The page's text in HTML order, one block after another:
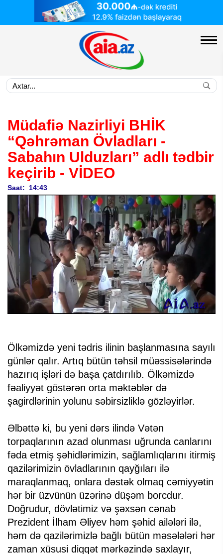
Müdafiə Nazirliyi BHİK
“Qəhrəman Övladları -
Sabahın Ulduzları” adlı tədbir
keçirib - VİDEO
Saat: 14:43
Ölkəmizdə yeni tədris ilinin başlanmasına sayılı
günlər qalır. Artıq bütün təhsil müəssisələrində
hazırıq işləri də başa çatdırılıb. Ölkəmizdə
fəaliyyət göstərən orta məktəblər də
şagirdlərinin yolunu səbirsizliklə gözləyirlər.
Əlbəttə ki, bu yeni dərs ilində Vətən
torpaqlarının azad olunması uğrunda canlarını
fəda etmiş şəhidlərimizin, sağlamlıqlarını itirmiş
qazilərimizin övladlarının qayğıları ilə
maraqlanmaq, onlara dəstək olmaq cəmiyyətin
hər bir üzvünün üzərinə düşəm borcdur.
Doğrudur, dövlətimiz və şəxsən cənab
Prezident İlham Əliyev həm şəhid ailələri ilə,
həm də qazilərimizlə bağlı bütün məsələləri hər
zaman xüsusi diqqət mərkəzində saxlayır,